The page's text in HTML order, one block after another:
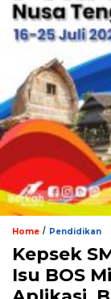
Home / Pendidikan
Kepsek
Isu BOS